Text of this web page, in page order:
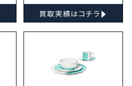
買取実績はコチラ ▸